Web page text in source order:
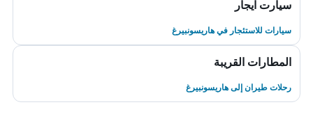
سيارت ايجار
سيارات للاستئجار في هاريسونبيرغ
المطارات القريبة
رحلات طيران إلى هاريسونبيرغ